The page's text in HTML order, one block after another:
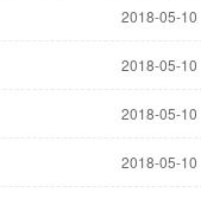
2018-05-10
2018-05-10
2018-05-10
2018-05-10